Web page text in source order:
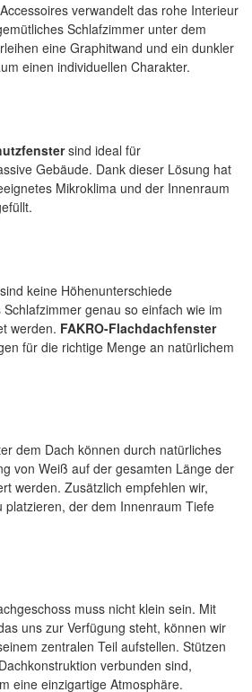
verwandelt das rohe Interieur
Schlafzimmer unter dem
eine Graphitwand und ein dunkler
einen individuellen Charakter.
sind ideal für
Gebäude. Dank dieser Lösung hat
Mikroklima und der Innenraum
keine Höhenunterschiede
genau so einfach wie im
werden. FAKRO-Flachdachfenster
für die richtige Menge an natürlichem
dem Dach können durch natürliches
von Weiß auf der gesamten Länge der
werden. Zusätzlich empfehlen wir,
platzieren, der dem Innenraum Tiefe
muss nicht klein sein. Mit
uns zur Verfügung steht, können wir
zentralen Teil aufstellen. Stützen
verbunden sind,
eine einzigartige Atmosphäre.